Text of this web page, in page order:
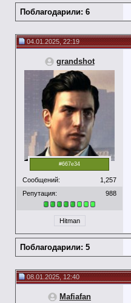
Поблагодарили: 6
04.01.2025, 22:19
grandshot
#667e34
Сообщений:
1,257
Репутация:
988
Hitman
Поблагодарили: 5
08.01.2025, 12:40
Mafiafan